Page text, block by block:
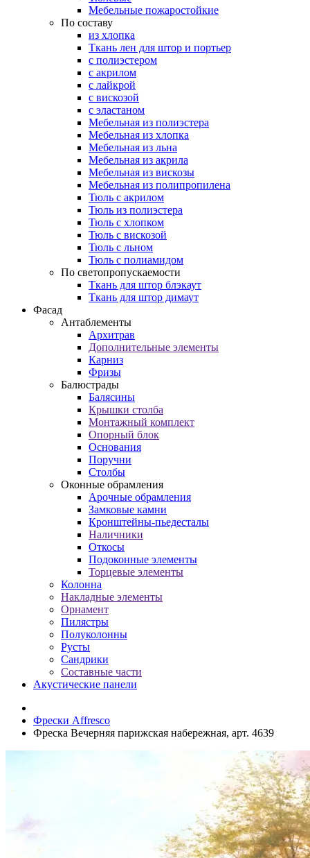
Мебельные пожаростойкие
По составу
из хлопка
Ткань лен для штор и портьер
с полиэстером
с акрилом
с лайкрой
с вискозой
с эластаном
Мебельная из полиэстера
Мебельная из хлопка
Мебельная из льна
Мебельная из акрила
Мебельная из вискозы
Мебельная из полипропилена
Тюль с акрилом
Тюль из полиэстера
Тюль с хлопком
Тюль с вискозой
Тюль с льном
Тюль с полиамидом
По светопропускаемости
Ткань для штор блэкаут
Ткань для штор димаут
Фасад
Антаблементы
Архитрав
Дополнительные элементы
Карниз
Фризы
Балюстрады
Балясины
Крышки столба
Монтажный комплект
Опорный блок
Основания
Поручни
Столбы
Оконные обрамления
Арочные обрамления
Замковые камни
Кронштейны-пьедесталы
Наличники
Откосы
Подоконные элементы
Торцевые элементы
Колонна
Накладные элементы
Орнамент
Пилястры
Полуколонны
Русты
Сандрики
Составные части
Акустические панели
Фрески Affresco
Фреска Вечерняя парижская набережная, арт. 4639